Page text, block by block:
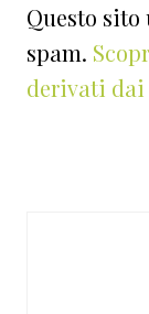
Questo
spam.
derivati